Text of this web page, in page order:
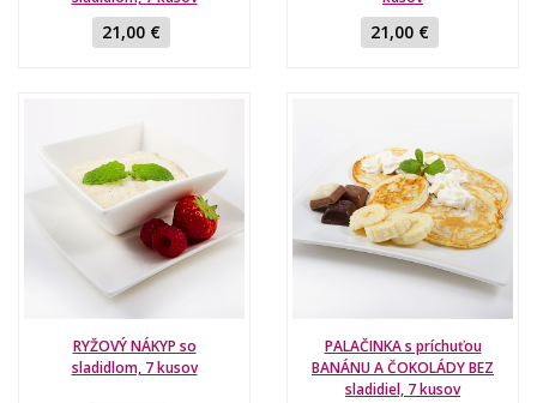
21,00 € 21,00 €
RYŽOVÝ NÁKYP so
sladidlom, 7 kusov
PALAČINKA s príchuťou
BANÁNU A ČOKOLÁDY BEZ
sladidiel, 7 kusov